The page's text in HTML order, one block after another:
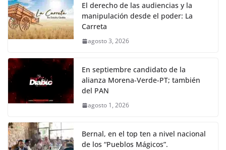
El derecho de las audiencias y la
manipulación desde el poder: La
Carreta
agosto 3, 2026
En septiembre candidato de la
alianza Morena-Verde-PT; también
del PAN
agosto 1, 2026
Bernal, en el top ten a nivel nacional
de los “Pueblos Mágicos”.